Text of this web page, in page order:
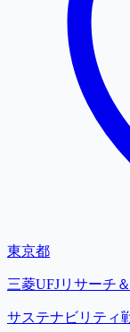
東京都
三菱UFJリサーチ
サステナビリティ